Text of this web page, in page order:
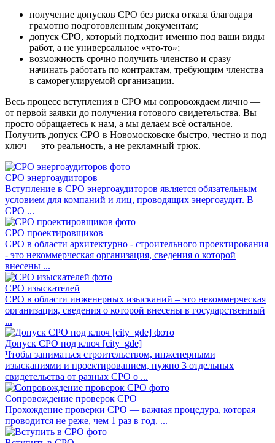
получение допусков СРО без риска отказа благодаря
грамотно подготовленным документам;
допуск СРО, который подходит именно под ваши виды
работ, а не универсальное «что-то»;
возможность срочно получить членство и сразу
начинать работать по контрактам, требующим членства
в саморегулируемой организации.
Весь процесс вступления в СРО мы сопровождаем лично —
от первой заявки до получения готового свидетельства. Вы
просто обращаетесь к нам, а мы делаем всё остальное.
Получить допуск СРО в Новомосковске быстро, честно и под
ключ — это реальность, а не рекламный трюк.
СРО энергоаудиторов
Вступление в СРО энергоаудиторов является обязательным
условием для компаний и лиц, проводящих энергоаудит. В
СРО ...
СРО проектировщиков
СРО в области архитектурно - строительного проектирования
- это некоммерческая организация, сведения о которой
внесены ...
СРО изыскателей
СРО в области инженерных изысканий – это некоммерческая
организация, сведения о которой внесены в государственный
...
Допуск СРО под ключ [city_gde]
Чтобы заниматься строительством, инженерными
изысканиями и проектированием, нужно 3 отдельных
свидетельства от разных СРО о ...
Сопровождение проверок СРО
Прохождение проверки СРО — важная процедура, которая
проводится не реже, чем 1 раз в год. ...